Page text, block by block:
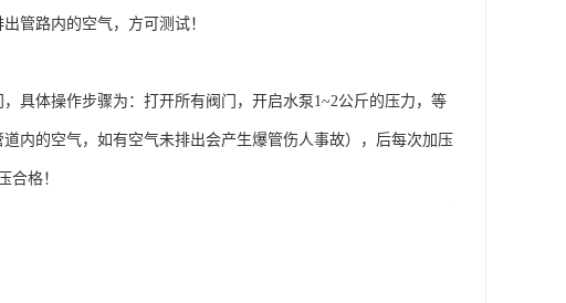
管路内的空气，方可测试！
具体操作步骤为：打开所有阀门，开启水泵1~2公斤的压力，等
内的空气，如有空气未排出会产生爆管伤人事故），后每次加压
合格！